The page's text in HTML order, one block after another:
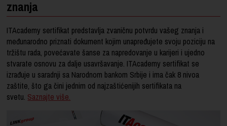
znanja
ITAcademy sertifikat predstavlja zvaničnu potvrdu vašeg znanja i
međunarodno priznati dokument kojim unapređujete svoju poziciju na
tržištu rada, povećavate šanse za napredovanje u karijeri i ujedno
stvarate osnovu za dalje usavršavanje. ITAcademy sertifikat se
izrađuje u saradnji sa Narodnom bankom Srbije i ima čak 8 nivoa
zaštite, što ga čini jednim od najzaštićenijih sertifikata na
svetu. Saznajte više.